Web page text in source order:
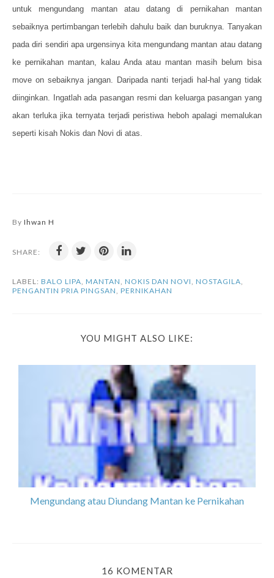
untuk mengundang mantan atau datang di pernikahan mantan
sebaiknya pertimbangan terlebih dahulu baik dan buruknya. Tanyakan
pada diri sendiri apa urgensinya kita mengundang mantan atau datang
ke pernikahan mantan, kalau Anda atau mantan masih belum bisa
move on sebaiknya jangan. Daripada nanti terjadi hal-hal yang tidak
diinginkan. Ingatlah ada pasangan resmi dan keluarga pasangan yang
akan terluka jika ternyata terjadi peristiwa heboh apalagi memalukan
seperti kisah Nokis dan Novi di atas.
By Ihwan H
SHARE:
LABEL: BALO LIPA, MANTAN, NOKIS DAN NOVI, NOSTAGILA,
PENGANTIN PRIA PINGSAN, PERNIKAHAN
YOU MIGHT ALSO LIKE:
Mengundang atau Diundang Mantan ke Pernikahan
16 KOMENTAR